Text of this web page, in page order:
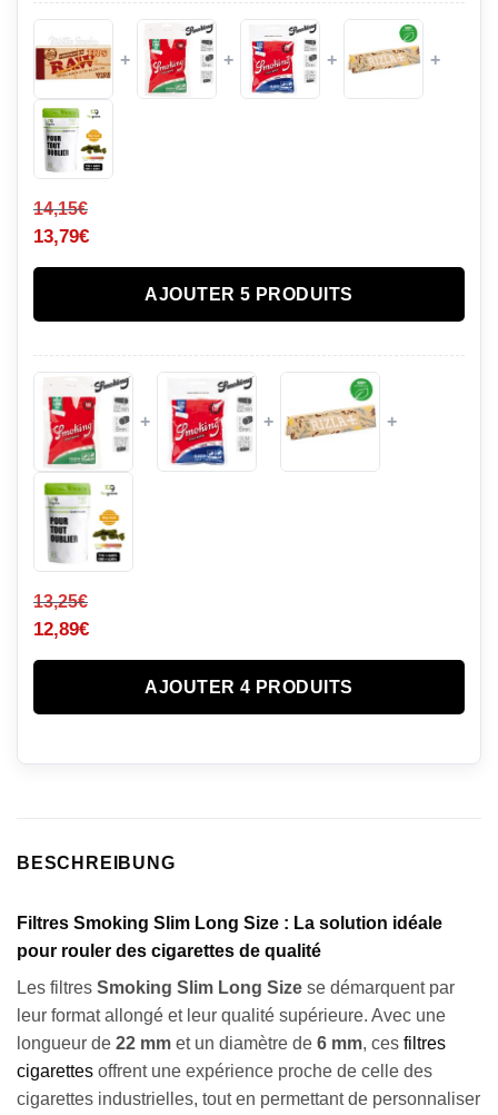
+ + + +
14,15€
13,79€
AJOUTER 5 PRODUITS
+ + +
13,25€
12,89€
AJOUTER 4 PRODUITS
BESCHREIBUNG
Filtres Smoking Slim Long Size : La solution idéale
pour rouler des cigarettes de qualité
Les filtres Smoking Slim Long Size se démarquent par
leur format allongé et leur qualité supérieure. Avec une
longueur de 22 mm et un diamètre de 6 mm, ces filtres
cigarettes offrent une expérience proche de celle des
cigarettes industrielles, tout en permettant de personnaliser